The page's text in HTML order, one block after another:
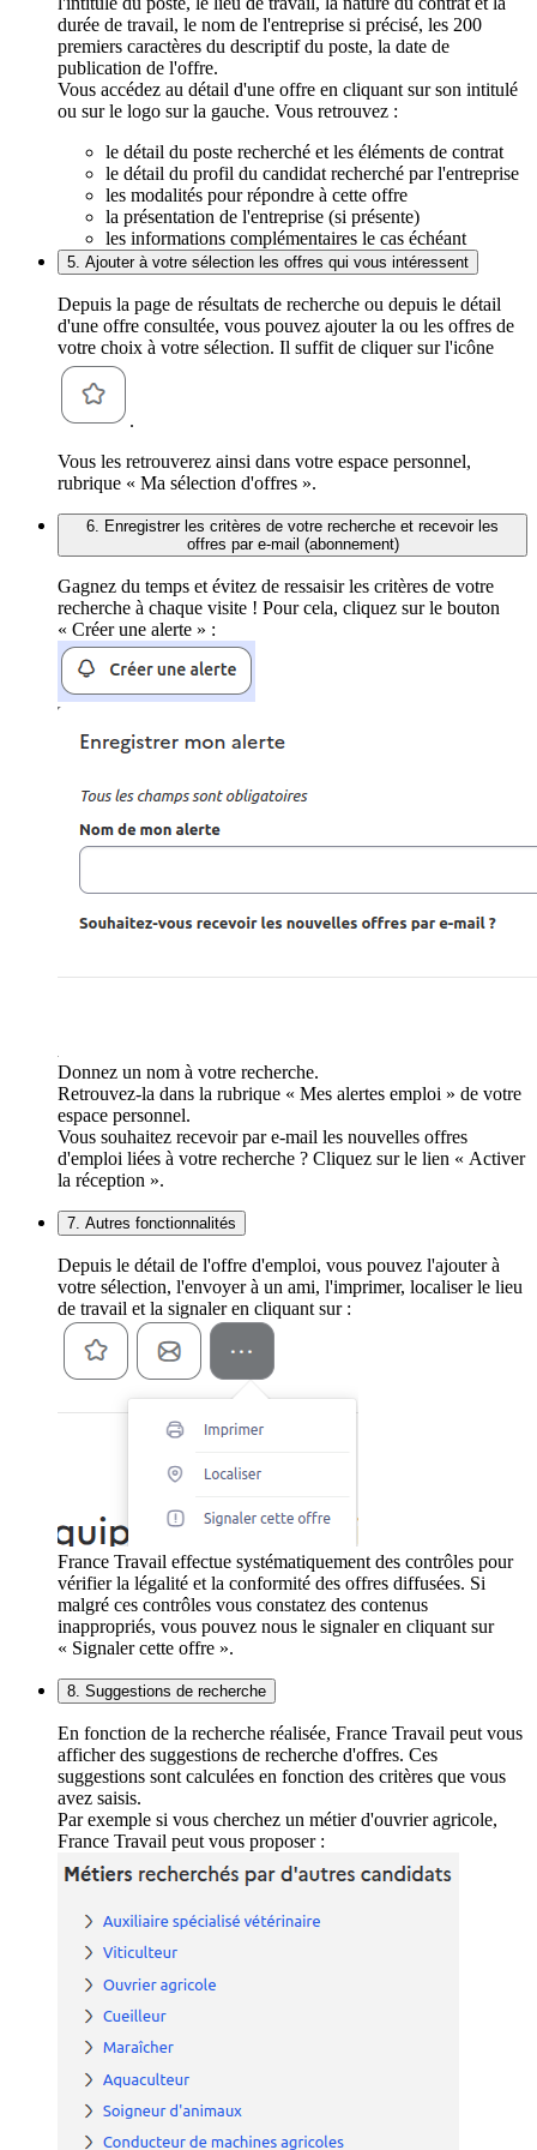
durée de travail, le nom de l'entreprise si précisé, les 200
premiers caractères du descriptif du poste, la date de
publication de l'offre.
Vous accédez au détail d'une offre en cliquant sur son intitulé
ou sur le logo sur la gauche. Vous retrouvez :
le détail du poste recherché et les éléments de contrat
le détail du profil du candidat recherché par l'entreprise
les modalités pour répondre à cette offre
la présentation de l'entreprise (si présente)
les informations complémentaires le cas échéant
5. Ajouter à votre sélection les offres qui vous intéressent
Depuis la page de résultats de recherche ou depuis le détail
d'une offre consultée, vous pouvez ajouter la ou les offres de
votre choix à votre sélection. Il suffit de cliquer sur l'icône
.
Vous les retrouverez ainsi dans votre espace personnel,
rubrique « Ma sélection d'offres ».
6. Enregistrer les critères de votre recherche et recevoir les
offres par e-mail (abonnement)
Gagnez du temps et évitez de ressaisir les critères de votre
recherche à chaque visite ! Pour cela, cliquez sur le bouton
« Créer une alerte » :
Donnez un nom à votre recherche.
Retrouvez-la dans la rubrique « Mes alertes emploi » de votre
espace personnel.
Vous souhaitez recevoir par e-mail les nouvelles offres
d'emploi liées à votre recherche ? Cliquez sur le lien « Activer
la réception ».
7. Autres fonctionnalités
Depuis le détail de l'offre d'emploi, vous pouvez l'ajouter à
votre sélection, l'envoyer à un ami, l'imprimer, localiser le lieu
de travail et la signaler en cliquant sur :
France Travail effectue systématiquement des contrôles pour
vérifier la légalité et la conformité des offres diffusées. Si
malgré ces contrôles vous constatez des contenus
inappropriés, vous pouvez nous le signaler en cliquant sur
« Signaler cette offre ».
8. Suggestions de recherche
En fonction de la recherche réalisée, France Travail peut vous
afficher des suggestions de recherche d'offres. Ces
suggestions sont calculées en fonction des critères que vous
avez saisis.
Par exemple si vous cherchez un métier d'ouvrier agricole,
France Travail peut vous proposer :